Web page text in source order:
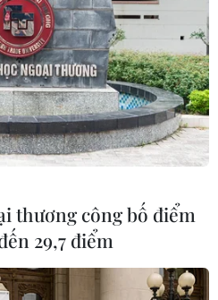
thương công bố điểm
29,7 điểm